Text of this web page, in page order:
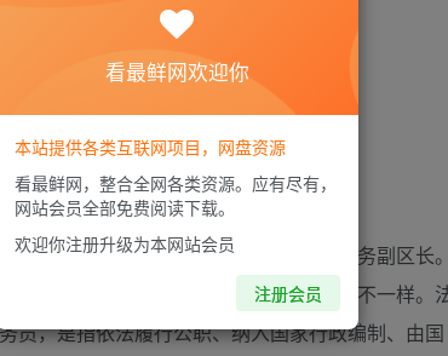
主要看这位副区长是否是区委常委或常务副区长
举和罢免。区长有多种类别，级别也各不一样。
员，是指依法履行公职、纳入国家行政编制、由国
看最鲜网欢迎你
本站提供各类互联网项目，网盘资源
看最鲜网，整合全网各类资源。应有尽有，
网站会员全部免费阅读下载。
欢迎你注册升级为本网站会员
注册会员